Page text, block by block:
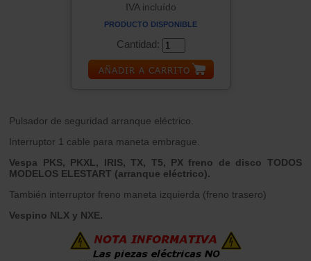
IVA incluído
PRODUCTO DISPONIBLE
Cantidad:
Pulsador de seguridad arranque eléctrico.
Interruptor 1 cable para maneta embrague.
Vespa PKS, PKXL, IRIS, TX, T5, PX freno de disco TODOS
MODELOS ELESTART (arranque eléctrico).
También interruptor freno maneta izquierda (freno trasero)
Vespino NLX y NXE.